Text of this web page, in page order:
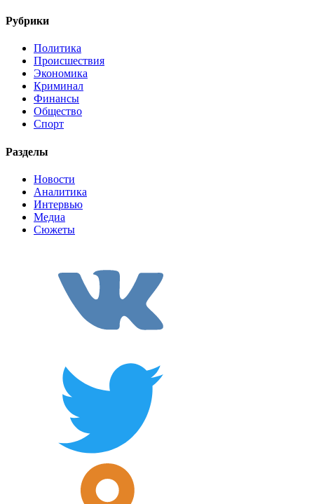
Рубрики
Политика
Происшествия
Экономика
Криминал
Финансы
Общество
Спорт
Разделы
Новости
Аналитика
Интервью
Медиа
Сюжеты